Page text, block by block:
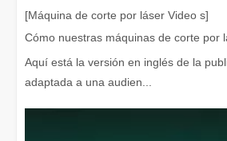
Saliendo del ajetreo y el bullicio, nos
[Máquina de corte por láser Video s]
Aquí está la versión en inglés de la
adaptada a una audien...